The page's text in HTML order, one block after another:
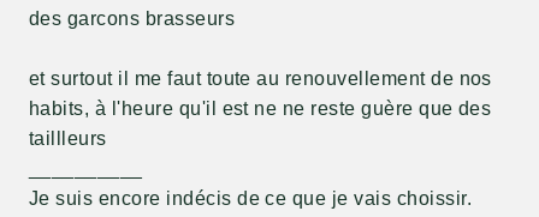
des garcons brasseurs
et surtout il me faut toute au renouvellement de nos
habits, à l'heure qu'il est ne ne reste guère que des
taillleurs
Je suis encore indécis de ce que je vais choissir.